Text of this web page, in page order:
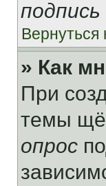
подпись
Вернуться
» Как
При
темы
опрос